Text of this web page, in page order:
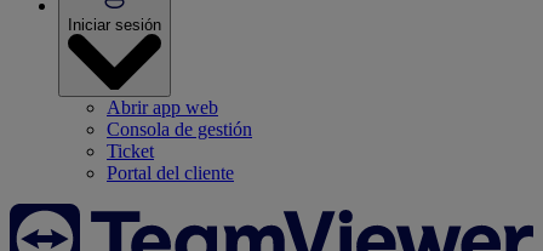
Iniciar sesión
Abrir app web
Consola de gestión
Ticket
Portal del cliente